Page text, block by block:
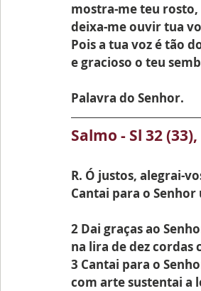
mostra-me teu rosto,
deixa-me ouvir tua
Pois a tua voz é tão
e gracioso o teu
Palavra do Senhor.
Salmo - Sl 32
R. Ó justos, alegrai-
Cantai para o
2 Dai graças ao
na lira de dez cordas
3 Cantai para o
com arte sustentai a